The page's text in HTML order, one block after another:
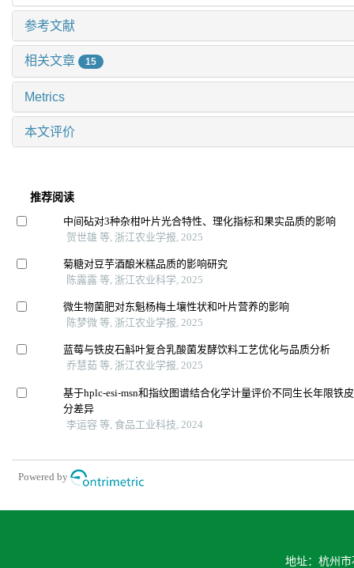
参考文献
相关文章 15
Metrics
本文评价
推荐阅读
中间砧对3种杂柑叶片光合特性、理化指标和果实品质的影响
贺世雄 等, 浙江农业学报, 2025
菊糖对豆芋酒酿米糕品质的影响研究
陈露露 等, 浙江农业科学, 2025
微生物菌肥对东魁杨梅土壤性状和叶片营养的影响
陈梦微 等, 浙江农业学报, 2025
蓝莓与铁皮石斛叶复合乳酸菌发酵饮料工艺优化与品质分析
乔慧茹 等, 浙江农业学报, 2025
基于hplc-esi-msn和指纹图谱结合化学计量评价不同生长年限铁
分差异
李运容 等, 食品工业科技, 2024
Powered by
地址：杭州